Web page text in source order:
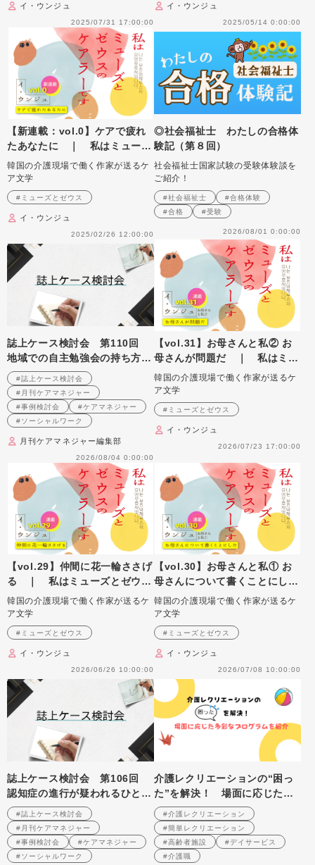
イ・ウンジュ
2025/07/31 17:00:00
イ・ウンジュ
2025/05/14 0:00:00
【新連載：vol.0】ケアで疲れ
たあなたに ｜ 私はミューズ
とゼウスのケアラーです
韓国の介護現場で働く作家が送るケ
ア文学
#ミューズとゼウス
イ・ウンジュ
2025/02/26 12:00:00
◎社会福祉士 わたしの合格体
験記（第８回）
社会福祉士国家試験の受験体験談を
ご紹介！
#社会福祉士
#合格体験
#合格
#受験
2026/08/01 0:00:00
誌上ケース検討会 第110回
地域での自主勉強会の持ち方に
ついて （2009年8月号掲載）
#誌上ケース検討会
#月刊ケアマネジャー
#事例検討会
#ケアマネジャー
#ソーシャルワーク
月刊ケアマネジャー編集部
2026/08/04 0:00:00
【vol.31】お母さんと私② お
母さんが問題だ ｜ 私はミュ
ーズとゼウスのケアラーです
韓国の介護現場で働く作家が送るケ
ア文学
#ミューズとゼウス
イ・ウンジュ
2026/07/23 17:00:00
【vol.29】仲間に花一輪ささげ
る ｜ 私はミューズとゼウス
のケアラーです
韓国の介護現場で働く作家が送るケ
ア文学
#ミューズとゼウス
イ・ウンジュ
2026/06/26 10:00:00
【vol.30】お母さんと私① お
母さんについて書くことにし
た ｜ 私はミューズとゼウス
のケアラーです
韓国の介護現場で働く作家が送るケ
ア文学
#ミューズとゼウス
イ・ウンジュ
2026/07/08 10:00:00
誌上ケース検討会 第106回
認知症の進行が疑われるひとり
暮らし高齢者への支援を考える
（2009年4月号掲載）
#誌上ケース検討会
#月刊ケアマネジャー
#事例検討会
#ケアマネジャー
#ソーシャルワーク
介護レクリエーションの“困っ
た”を解決！ 場面に応じた多
彩なプログラムを紹介
#介護レクリエーション
#簡単レクリエーション
#高齢者施設
#デイサービス
#介護職